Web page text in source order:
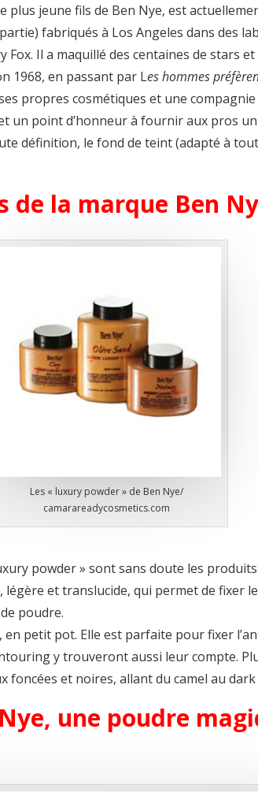
jeune fils de Ben Nye, est
fabriqués à Los Angeles dans des
Il a maquillé des centaines de stars
1968, en passant par Les hommes
propres cosmétiques et une
un point d’honneur à fournir aux pros
définition, le fond de teint (adapté à
de la marque Ben
Les « luxury powder » de Ben Nye/
camarareadycosmetics.com
powder » sont sans doute les
légère et translucide, qui permet de
poudre.
petit pot. Elle est parfaite pour fixer
y trouveront aussi leur compte.
foncées et noires, allant du camel au dark
une poudre